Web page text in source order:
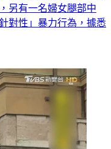
另有一名婦女腿部中
對性」暴力行為，據悉